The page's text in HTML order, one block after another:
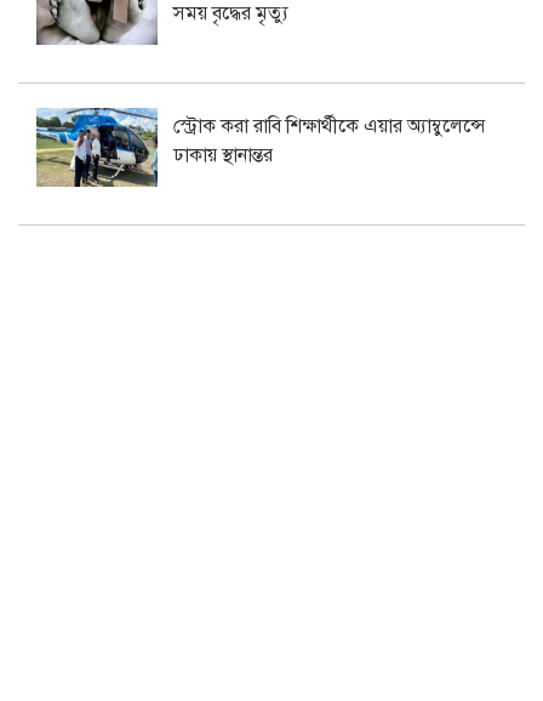
সময় বৃদ্ধের মৃত্যু
স্ট্রোক করা রাবি শিক্ষার্থীকে এয়ার অ্যাম্বুলেন্সে
ঢাকায় স্থানান্তর